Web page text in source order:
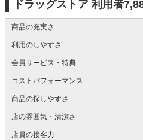
ドラッグストア 利用者
商品の充実さ
利用のしやすさ
会員サービス・特典
コストパフォーマンス
商品の探しやすさ
店の雰囲気・清潔さ
店員の接客力